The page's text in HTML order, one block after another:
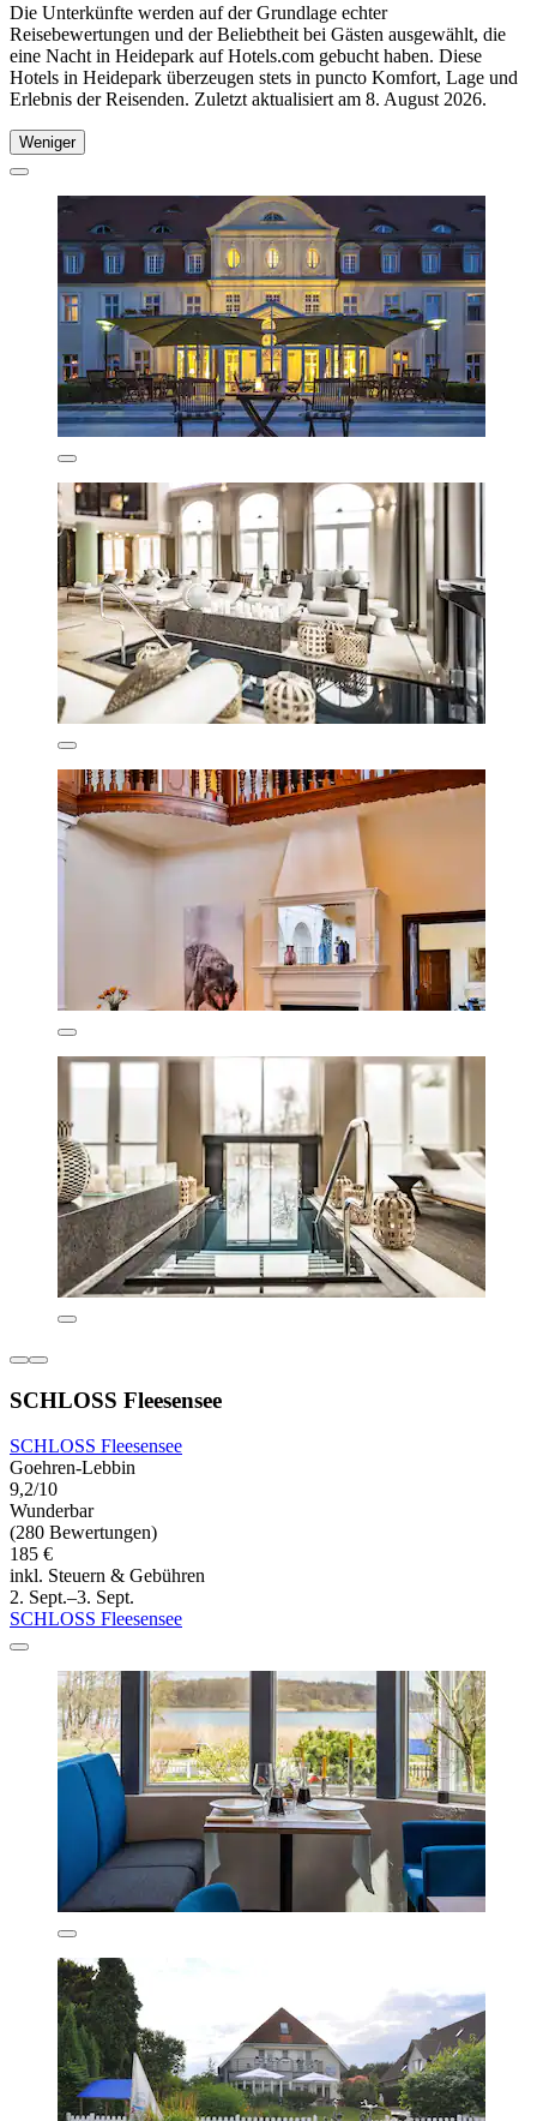
Die Unterkünfte werden auf der Grundlage echter
Reisebewertungen und der Beliebtheit bei Gästen ausgewählt, die
eine Nacht in Heidepark auf Hotels.com gebucht haben. Diese
Hotels in Heidepark überzeugen stets in puncto Komfort, Lage und
Erlebnis der Reisenden. Zuletzt aktualisiert am 8. August 2026.
Weniger
SCHLOSS Fleesensee
SCHLOSS Fleesensee
Goehren-Lebbin
9,2/10
Wunderbar
(280 Bewertungen)
185 €
inkl. Steuern & Gebühren
2. Sept.–3. Sept.
SCHLOSS Fleesensee